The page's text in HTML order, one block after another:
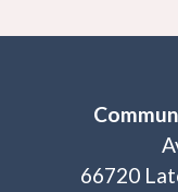
66720